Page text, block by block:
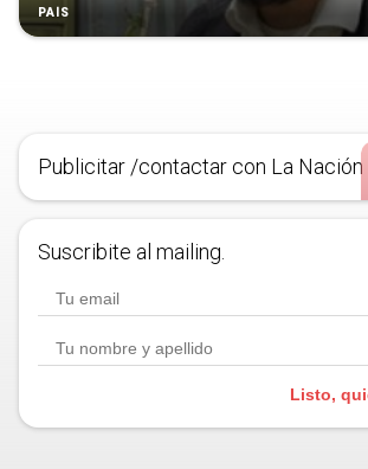
PAÍS
Publicitar /contactar con La Nación
Suscribite al mailing.
Listo,